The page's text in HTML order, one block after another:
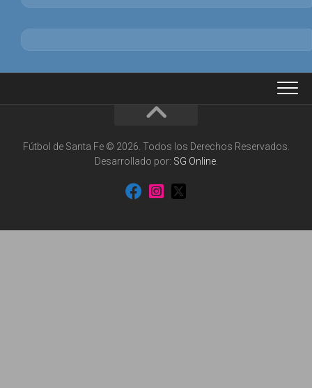
Fútbol de Santa Fe © 2026. Todos los Derechos Reservados.
Desarrollado por: SG Online.